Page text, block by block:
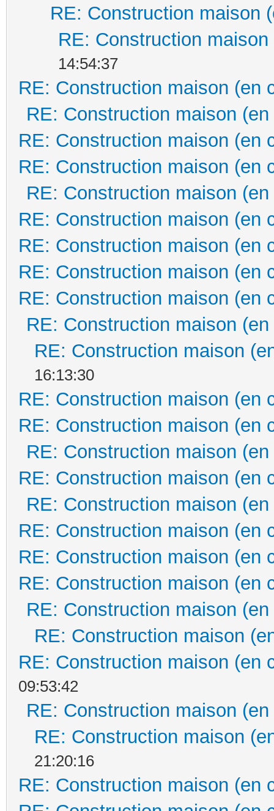
RE: Construction maison
RE: Construction
14:54:37
RE: Construction maison (en
RE: Construction maison
RE: Construction maison (en
RE: Construction maison (en
RE: Construction maison
RE: Construction maison (en
RE: Construction maison (en
RE: Construction maison (en
RE: Construction maison (en
RE: Construction maison
RE: Construction maison
16:13:30
RE: Construction maison (en
RE: Construction maison (en
RE: Construction maison
RE: Construction maison (en
RE: Construction maison
RE: Construction maison (en
RE: Construction maison (en
RE: Construction maison (en
RE: Construction maison
RE: Construction maison
RE: Construction maison (en
09:53:42
RE: Construction maison
RE: Construction maison
21:20:16
RE: Construction maison (en